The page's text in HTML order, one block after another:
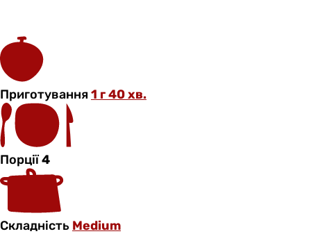
Приготування1 г 40 хв.
Порції4
Складність Medium